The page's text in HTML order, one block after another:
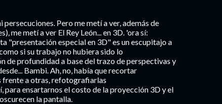
persecuciones. Pero me metí a ver, además de
me metí a ver El Rey León... en 3D. 'ora sí:
"presentación especial en 3D" es un escupitajo a
si su trabajo no hubiera sido lo
de profundidad a base del trazo de perspectivas y
Bambi. Ah, no, había que recortar
frente a otras, refotografiarlas
ensartarnos el costo de la proyección 3D y el
la pantalla.